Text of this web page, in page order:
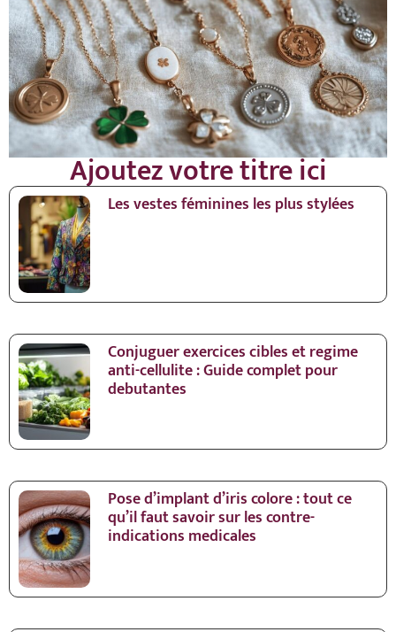
Ajoutez votre titre ici
Les vestes féminines les plus stylées
Conjuguer exercices cibles et regime
anti-cellulite : Guide complet pour
debutantes
Pose d’implant d’iris colore : tout ce
qu’il faut savoir sur les contre-
indications medicales